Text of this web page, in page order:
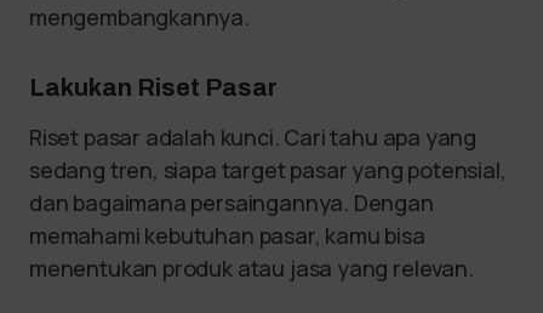
mengembangkannya.
Lakukan Riset Pasar
Riset pasar adalah kunci. Cari tahu apa yang
sedang tren, siapa target pasar yang potensial,
dan bagaimana persaingannya. Dengan
memahami kebutuhan pasar, kamu bisa
menentukan produk atau jasa yang relevan.